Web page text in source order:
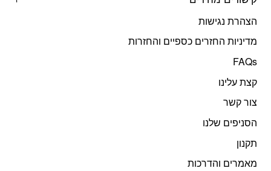
הצהרת נגישות
מדיניות החזרים כספיים והחזרות
FAQs
קצת עלינו
צור קשר
הסניפים שלנו
תקנון
מאמרים והדרכות